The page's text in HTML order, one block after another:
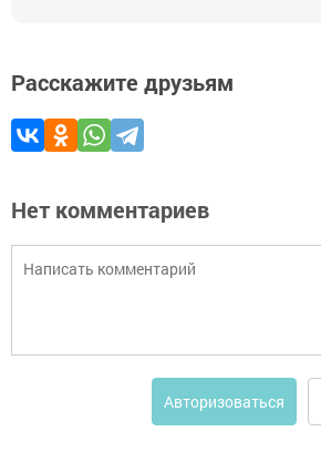
Расскажите друзьям
Нет комментариев
Авторизоваться